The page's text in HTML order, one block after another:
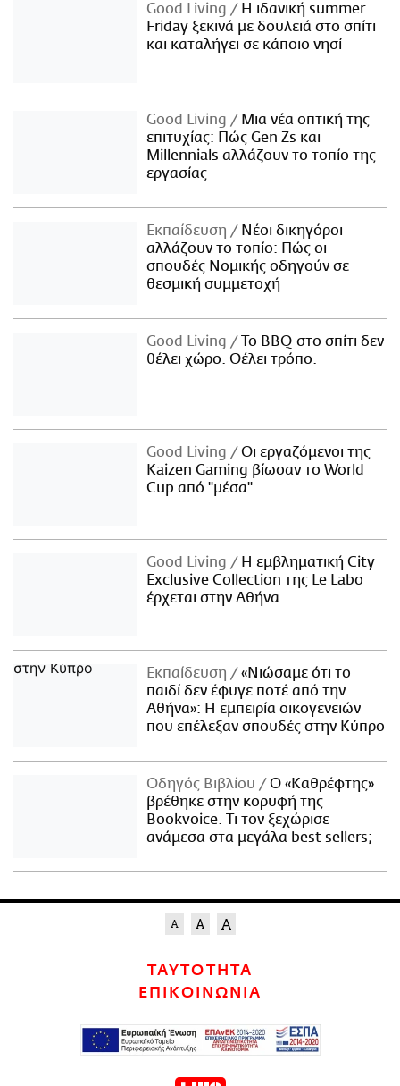
Good Living
Η ιδανική summer
Friday ξεκινά με δουλειά στο σπίτι
και καταλήγει σε κάποιο νησί
Good Living
Μια νέα οπτική της
επιτυχίας: Πώς Gen Zs και
Millennials αλλάζουν το τοπίο της
εργασίας
Εκπαίδευση
Νέοι δικηγόροι
αλλάζουν το τοπίο: Πώς οι
σπουδές Νομικής οδηγούν σε
θεσμική συμμετοχή
Good Living
Το BBQ στο σπίτι δεν
θέλει χώρο. Θέλει τρόπο.
Good Living
Οι εργαζόμενοι της
Kaizen Gaming βίωσαν το World
Cup από "μέσα"
Good Living
Η εμβληματική City
Exclusive Collection της Le Labo
έρχεται στην Αθήνα
Εκπαίδευση
«Νιώσαμε ότι το
παιδί δεν έφυγε ποτέ από την
Αθήνα»: Η εμπειρία οικογενειών
που επέλεξαν σπουδές στην Κύπρο
Οδηγός Βιβλίου
Ο «Καθρέφτης»
βρέθηκε στην κορυφή της
Bookvoice. Τι τον ξεχώρισε
ανάμεσα στα μεγάλα best sellers;
ΤΑΥΤΟΤΗΤΑ
ΕΠΙΚΟΙΝΩΝΙΑ